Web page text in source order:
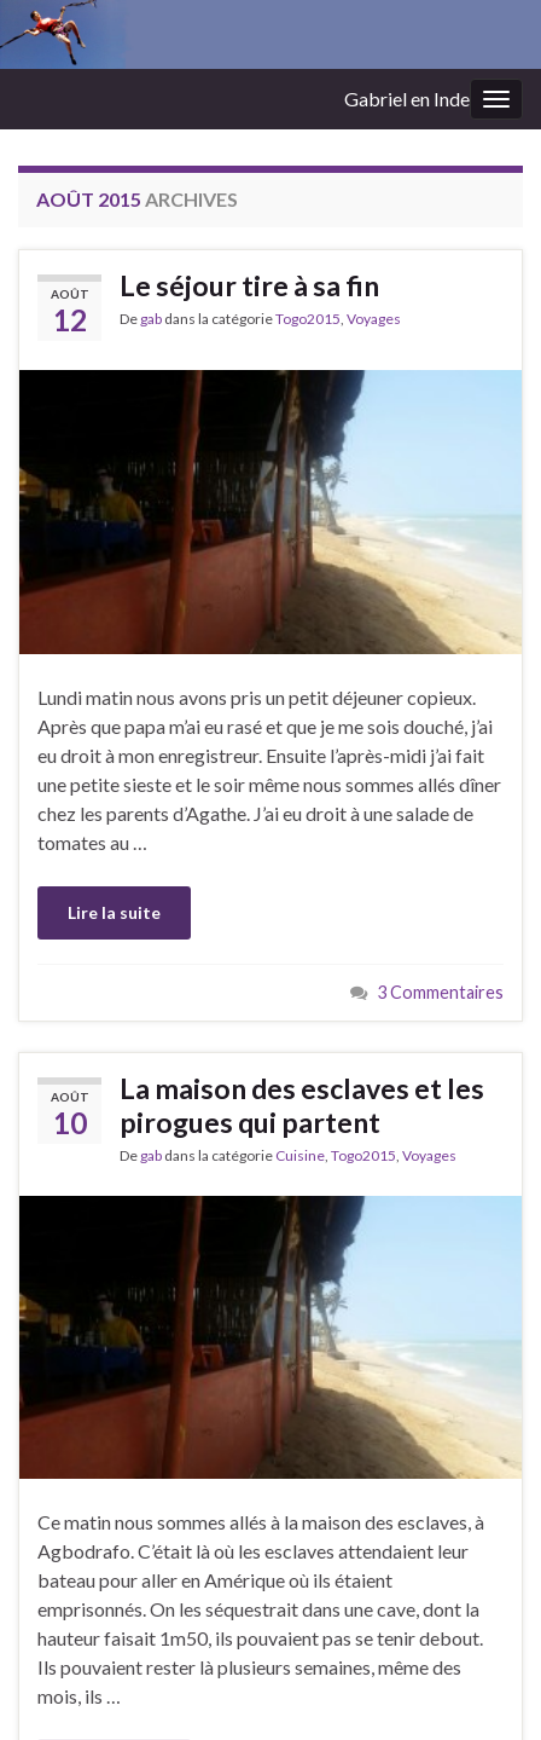
Gabriel en Inde
AOÛT 2015 ARCHIVES
AOÛT
12
Le séjour tire à sa fin
De gab dans la catégorieTogo2015, Voyages
Lundi matin nous avons pris un petit déjeuner copieux.
Après que papa m’ai eu rasé et que je me sois douché, j’ai
eu droit à mon enregistreur. Ensuite l’après-midi j’ai fait
une petite sieste et le soir même nous sommes allés dîner
chez les parents d’Agathe. J’ai eu droit à une salade de
tomates au …
Lire la suite
3 Commentaires
AOÛT
10
La maison des esclaves et les
pirogues qui partent
De gab dans la catégorie Cuisine Togo2015 Voyages
Ce matin nous sommes allés à la maison des esclaves, à
Agbodrafo. C’était là où les esclaves attendaient leur
bateau pour aller en Amérique où ils étaient
emprisonnés. On les séquestrait dans une cave, dont la
hauteur faisait 1m50, ils pouvaient pas se tenir debout.
Ils pouvaient rester là plusieurs semaines, même des
mois, ils …